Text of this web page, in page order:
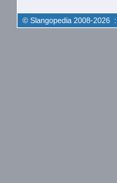
© Slangopedia 2008-2026 :